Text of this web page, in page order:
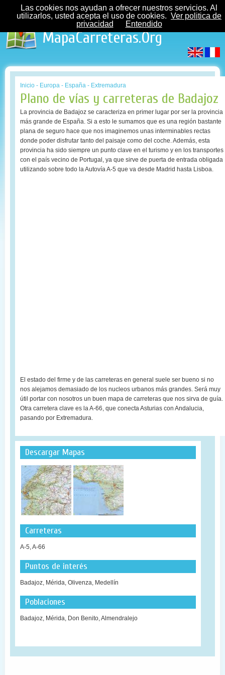
MapaCarreteras.Org
Inicio - Europa - España - Extremadura
Plano de vías y carreteras de Badajoz
La provincia de Badajoz se caracteriza en primer lugar por ser la provincia
más grande de España. Si a esto le sumamos que es una región bastante
plana de seguro hace que nos imaginemos unas interminables rectas
donde poder disfrutar tanto del paisaje como del coche. Además, esta
provincia ha sido siempre un punto clave en el turismo y en los transportes
con el país vecino de Portugal, ya que sirve de puerta de entrada obligada
utilizando sobre todo la Autovía A-5 que va desde Madrid hasta Lisboa.
El estado del firme y de las carreteras en general suele ser bueno si no
nos alejamos demasiado de los nucleos urbanos más grandes. Será muy
útil portar con nosotros un buen mapa de carreteras que nos sirva de guía.
Otra carretera clave es la A-66, que conecta Asturias con Andalucia,
pasando por Extremadura.
Descargar Mapas
Carreteras
A-5, A-66
Puntos de interés
Badajoz, Mérida, Olivenza, Medellín
Poblaciones
Badajoz, Mérida, Don Benito, Almendralejo
Las cookies nos ayudan a ofrecer nuestros servicios. Al
utilizarlos, usted acepta el uso de cookies. Ver politica de
privacidad
Entendido